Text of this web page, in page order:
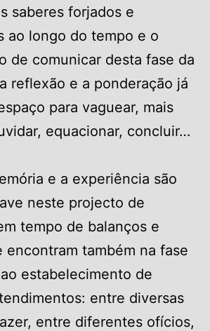
saberes forjados e
ao longo do tempo e o
de comunicar desta fase da
reflexão e a ponderação já
para vaguear, mais
equacionar, concluir…
e a experiência são
neste projecto de
tempo de balanços e
encontram também na fase
estabelecimento de
entre diversas
entre diferentes ofícios,